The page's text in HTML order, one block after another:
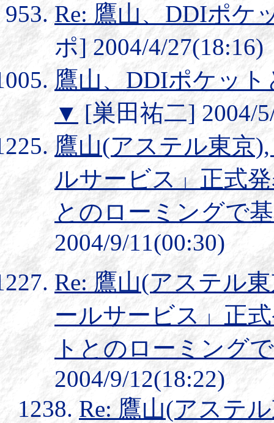
Re: 鷹山、DDIポケ
ポ] 2004/4/27(18:16)
鷹山、DDIポケッ
▼ [巣田祐二] 2004/
鷹山(アステル東京
ルサービス」正式
とのローミングで
2004/9/11(00:30)
Re: 鷹山(アステル
ールサービス」正
トとのローミング
2004/9/12(18:22)
Re: 鷹山(アステ